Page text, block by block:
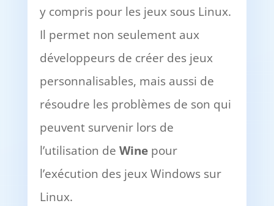
y compris pour les jeux sous Linux.
Il permet non seulement aux
développeurs de créer des jeux
personnalisables, mais aussi de
résoudre les problèmes de son qui
peuvent survenir lors de
l’utilisation de Winepour
l’exécution des jeux Windows sur
Linux.